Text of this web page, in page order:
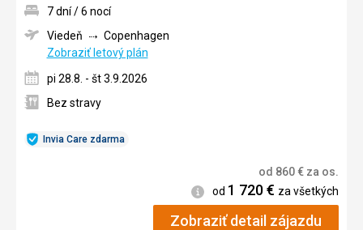
Invia Care zdarma
7 dní / 6 nocí
Viedeň
Copenhagen
Zobraziť letový plán
pi 28.8. - št 3.9.2026
Bez stravy
od 860€ za os.
Informácie
od 1 720€ za všetkých
Zobraziť detail zájazdu